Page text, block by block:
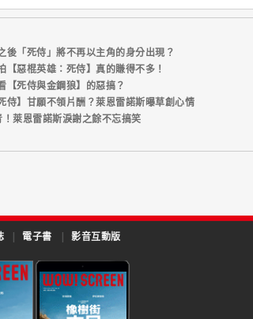
後「死侍」將不再以主角的身分出現？
【惡棍英雄：死侍】真的賺得不多！
【死侍與金鋼狼】的惡搞？
侍】甘願不領片酬？萊恩雷諾斯曝草創心情
！萊恩雷諾斯淚謝之餘不忘搞笑
| 電子書 | 影音互動版